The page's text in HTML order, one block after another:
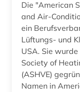
Die "American
and Air-
ein
Lüftungs- und
USA. Sie
Society of
(ASHVE)
Namen in